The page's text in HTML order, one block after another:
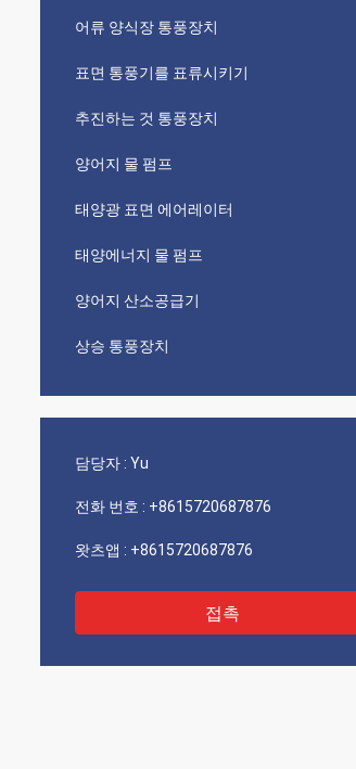
어류 양식장 통풍장치
표면 통풍기를 표류시키기
추진하는 것 통풍장치
양어지 물 펌프
태양광 표면 에어레이터
태양에너지 물 펌프
양어지 산소공급기
상승 통풍장치
담당자 : Yu
전화 번호 : +8615720687876
왓츠앱 : +8615720687876
접촉